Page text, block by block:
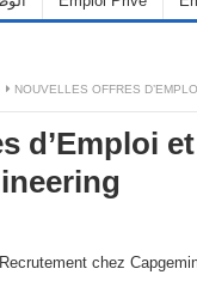
NOUVELLES OFFRES
d’Emploi